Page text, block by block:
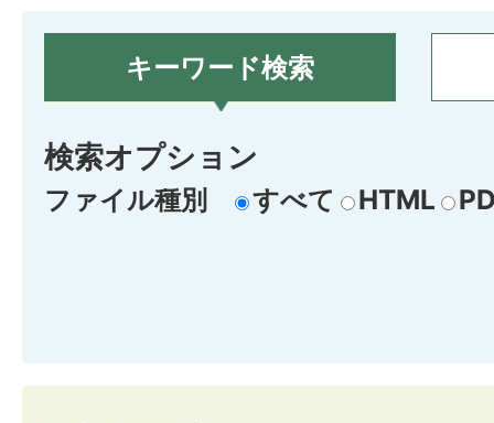
キーワード検索
検索オプション
ファイル種別 すべて HTML